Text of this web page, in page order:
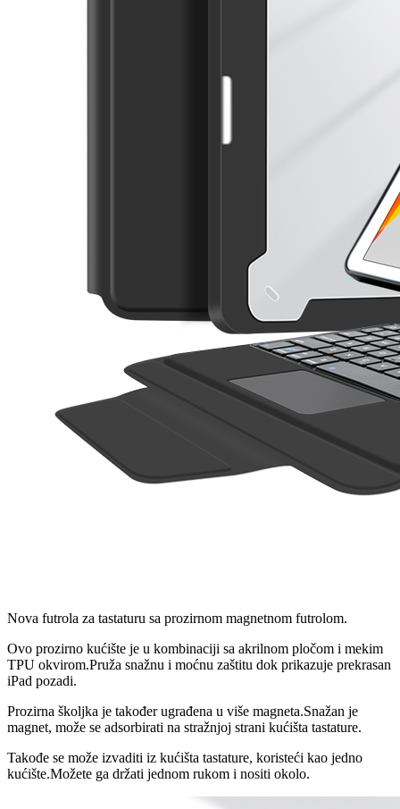
Nova futrola za tastaturu sa prozirnom magnetnom futrolom.
Ovo prozirno kućište je u kombinaciji sa akrilnom pločom i mekim
TPU okvirom.Pruža snažnu i moćnu zaštitu dok prikazuje prekrasan
iPad pozadi.
Prozirna školjka je također ugrađena u više magneta.Snažan je
magnet, može se adsorbirati na stražnjoj strani kućišta tastature.
Takođe se može izvaditi iz kućišta tastature, koristeći kao jedno
kućište.Možete ga držati jednom rukom i nositi okolo.